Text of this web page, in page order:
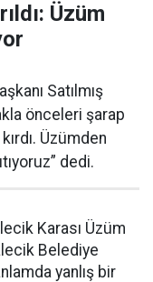
Üzüm
Satılmış
önceleri şarap
Üzümden
dedi.
Karası Üzüm
Belediye
yanlış bir